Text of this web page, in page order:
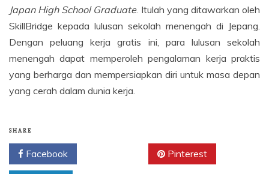
Japan High School Graduate. Itulah yang ditawarkan oleh
SkillBridge kepada lulusan sekolah menengah di Jepang.
Dengan peluang kerja gratis ini, para lulusan sekolah
menengah dapat memperoleh pengalaman kerja praktis
yang berharga dan mempersiapkan diri untuk masa depan
yang cerah dalam dunia kerja.
SHARE
Facebook Pinterest